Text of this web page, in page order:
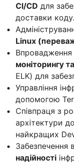
CI/CD для
доставки коду.
Linux
Впровадження
моніторингу
ELK) для
Управління
допомогою
Співпраця з
архітектури
найкращих
Забезпечення
надійності